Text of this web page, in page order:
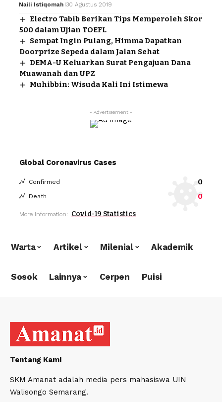
Naili Istiqomah 30 Agustus 2019
Electro Tabib Berikan Tips Memperoleh Skor
500 dalam Ujian TOEFL
Sempat Ingin Pulang, Himma Dapatkan
Doorprize Sepeda dalam Jalan Sehat
DEMA-U Keluarkan Surat Pengajuan Dana
Muawanah dan UPZ
Muhibbin: Wisuda Kali Ini Istimewa
- Advertisement -
Global Coronavirus Cases
Confirmed 0
Death 0
More Information: Covid-19 Statistics
Warta Artikel Milenial Akademik
Sosok Lainnya Cerpen Puisi
Tentang Kami
SKM Amanat adalah media pers mahasiswa UIN
Walisongo Semarang.